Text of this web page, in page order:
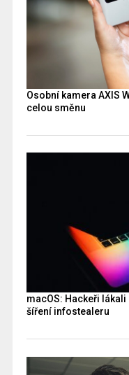
Osobní kamera AXIS
celou směnu
macOS: Hackeři
šíření infostealeru